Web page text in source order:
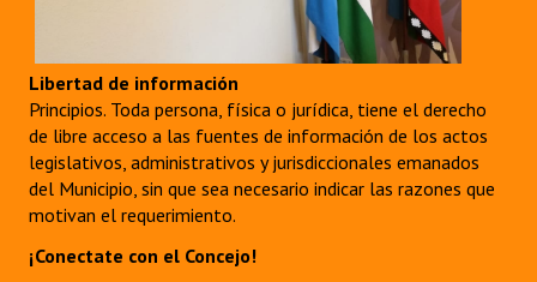
Libertad de información
Principios. Toda persona, física o jurídica, tiene el derecho
de libre acceso a las fuentes de información de los actos
legislativos, administrativos y jurisdiccionales emanados
del Municipio, sin que sea necesario indicar las razones que
motivan el requerimiento.
¡Conectate con el Concejo!